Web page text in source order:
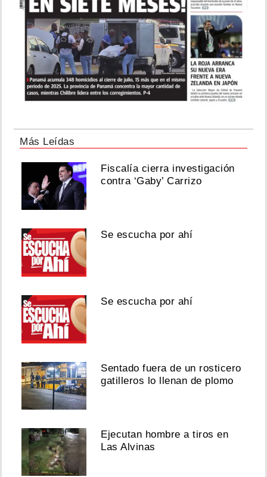
Más Leídas
Fiscalía cierra investigación
contra ‘Gaby’ Carrizo
Se escucha por ahí
Se escucha por ahí
Sentado fuera de un rosticero
gatilleros lo llenan de plomo
Ejecutan hombre a tiros en
Las Alvinas